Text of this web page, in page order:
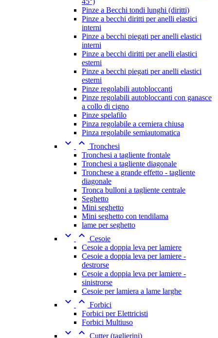
Pinze a Becchi tondi lunghi (diritti)
Pinze a becchi diritti per anelli elastici
interni
Pinze a becchi piegati per anelli elastici
interni
Pinze a becchi diritti per anelli elastici
esterni
Pinze a becchi piegati per anelli elastici
esterni
Pinze regolabili autobloccanti
Pinze regolabili autobloccanti con ganasce
a collo di cigno
Pinze spelafilo
Pinza regolabile a cerniera chiusa
Pinza regolabile semiautomatica
  Tronchesi
Tronchesi a tagliente frontale
Tronchesi a tagliente diagonale
Tronchese a grande effetto - tagliente
diagonale
Tronca bulloni a tagliente centrale
Seghetto
Mini seghetto
Mini seghetto con tendilama
lame per seghetto
  Cesoie
Cesoie a doppia leva per lamiere
Cesoie a doppia leva per lamiere -
destrorse
Cesoie a doppia leva per lamiere -
sinistrorse
Cesoie per lamiera a lame larghe
  Forbici
Forbici per Elettricisti
Forbici Multiuso
  Cutter (taglierini)